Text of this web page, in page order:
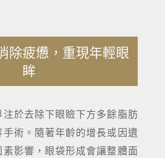
除疲憊，重現年輕眼
眸
於去除下眼瞼下方多餘脂肪
術。隨著年齡的增長或因遺
影響，眼袋形成會讓整體面